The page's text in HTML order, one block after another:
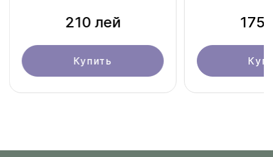
210 лей
Купить
175